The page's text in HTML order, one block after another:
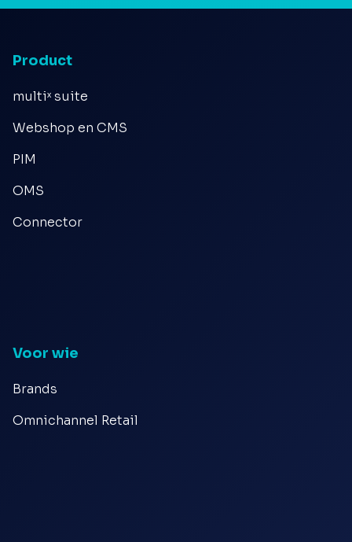
Product
multiˣ suite
Webshop en CMS
PIM
OMS
Connector
Voor wie
Brands
Omnichannel Retail